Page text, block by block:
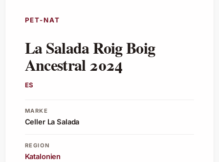
PET-NAT
La Salada Roig Boig
Ancestral 2024
ES
MARKE
Celler La Salada
REGION
Katalonien